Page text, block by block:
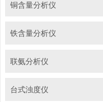
铜含量分析仪
铁含量分析仪
联氨分析仪
台式浊度仪